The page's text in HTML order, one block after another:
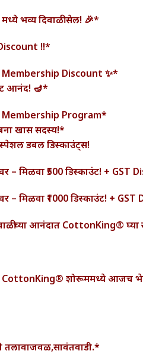
भव्य दिवाळी सेल! 🎉*
!!*
Discount ✨*
आनंद! 🪔*
Program*
खास सदस्य!*
डबल डिस्काउंट्स!
– मिळवा ₹500 डिस्काउंट! + GST
– मिळवा ₹1000 डिस्काउंट! +
आनंदात CottonKing®
CottonKing® शोरूममध्ये आजच भेट
तलावाजवळ,सावंतवाडी.*